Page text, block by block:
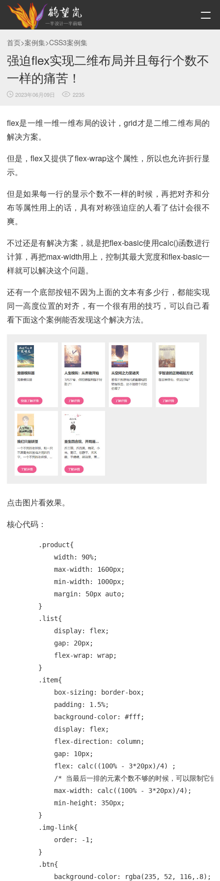
首页>案例集>CSS3案例集
强迫flex实现二维布局并且每行个数不
一样的痛苦！
2023年06月09日 2235
flex是一维一维一维布局的设计，grid才是二维二维布局的
解决方案。
但是，flex又提供了flex-wrap这个属性，所以也允许折行显
示。
但是如果每一行的显示个数不一样的时候，再把对齐和分
布等属性用上的话，具有对称强迫症的人看了估计会很不
爽。
不过还是有解决方案，就是把flex-basic使用calc()函数进行
计算，再把max-width用上，控制其最大宽度和flex-basic一
样就可以解决这个问题。
还有一个底部按钮不因为上面的文本有多少行，都能实现
同一高度位置的对齐，有一个很有用的技巧，可以自己看
看下面这个案例能否发现这个解决方法。
点击图片看效果。
核心代码：
.product{
width: 90%;
max-width: 1600px;
min-width: 1000px;
margin: 50px auto;
}
.list{
display: flex;
gap: 20px;
flex-wrap: wrap;
}
.item{
box-sizing: border-box;
padding: 1.5%;
background-color: #fff;
display: flex;
flex-direction: column;
gap: 10px;
flex: calc((100% - 3*20px)/4) ;
/* 当最后一排的元素个数不够的时候，可以限制它们的宽
max-width: calc((100% - 3*20px)/4);
min-height: 350px;
}
.img-link{
order: -1;
}
.btn{
background-color: rgba(235, 52, 116,.8);